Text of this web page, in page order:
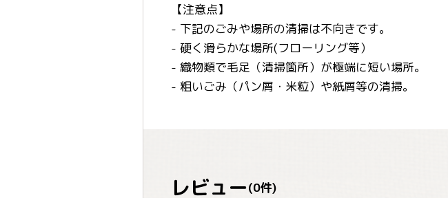
【注意点】
- 下記のごみや場所の清掃は不向きです。
- 硬く滑らかな場所(フローリング等）
- 織物類で毛足（清掃箇所）が極端に短い場所。
- 粗いごみ（パン屑・米粒）や紙屑等の清掃。
レビュー(0件)